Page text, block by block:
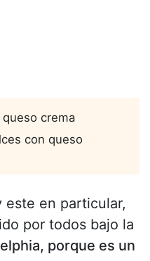
crema
con queso
este en particular,
por todos bajo la
porque es un